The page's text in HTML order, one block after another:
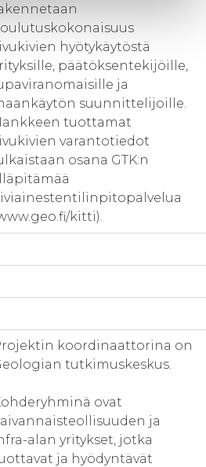
hyötykäytöstä
päätöksentekijöille,
ja
suunnittelijoille.
tuottamat
varantotiedot
osana GTK:n
kitti).
koordinaattorina on
tutkimuskeskus.
ovat
ja
alan yritykset, jotka
ja hyödyntävät